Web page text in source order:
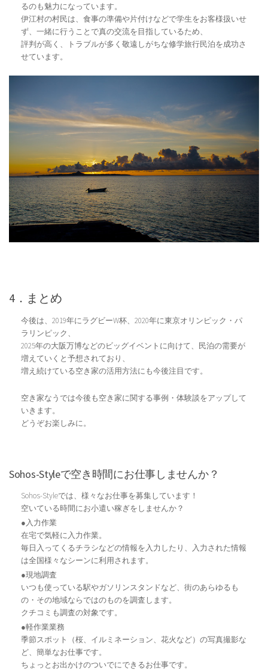
るのも魅力になっています。
伊江村の村民は、食事の準備や片付けなどで学生をお客様扱いせ
ず、一緒に行うことで真の交流を目指しているため、
評判が高く、トラブルが多く敬遠しがちな修学旅行民泊を成功さ
せています。
4．まとめ
今後は、2019年にラグビーW杯、2020年に東京オリンピック・パ
ラリンピック、
2025年の大阪万博などのビッグイベントに向けて、民泊の需要が
増えていくと予想されており、
増え続けている空き家の活用方法にも今後注目です。
空き家なうでは今後も空き家に関する事例・体験談をアップして
いきます。
どうぞお楽しみに。
Sohos-Styleで空き時間にお仕事しませんか？
Sohos-Styleでは、様々なお仕事を募集しています！
空いている時間にお小遣い稼ぎをしませんか？
●入力作業
在宅で気軽に入力作業。
毎日入ってくるチラシなどの情報を入力したり、入力された情報
は全国様々なシーンに利用されます。
●現地調査
いつも使っている駅やガソリンスタンドなど、街のあらゆるも
の・その地域ならではのものを調査します。
クチコミも調査の対象です。
●軽作業業務
季節スポット（桜、イルミネーション、花火など）の写真撮影な
ど、簡単なお仕事です。
ちょっとお出かけのついでにできるお仕事です。